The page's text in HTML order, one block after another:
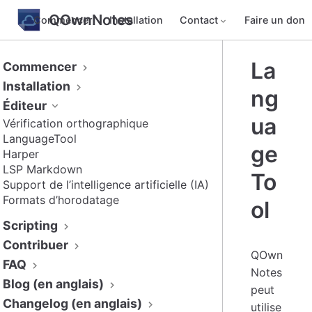
QOwnNotes
Commencer Installation Contact Faire un don
Commencer
Installation
Éditeur
Vérification orthographique
LanguageTool
Harper
LSP Markdown
Support de l’intelligence artificielle (IA)
Formats d’horodatage
Scripting
Contribuer
FAQ
Blog (en anglais)
Changelog (en anglais)
La
ng
ua
ge
To
ol
QOwn
Notes
peut
utilise